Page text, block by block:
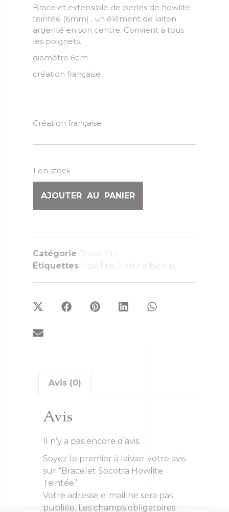
Bracelet extensible de perles de howlite
teintée (6mm) , un élément de laiton
argenté en son centre. Convient à tous
les poignets.
diamètre 6cm
création française
Création française
1 en stock
AJOUTER AU PANIER
Catégorie Bracelets
Étiquettes Howlite, Nature bijoux
Avis (0)
Avis
Il n’y a pas encore d’avis.
Soyez le premier à laisser votre avis
sur “Bracelet Socotra Howlite
Teintée”
Votre adresse e-mail ne sera pas
publiée. Les champs obligatoires